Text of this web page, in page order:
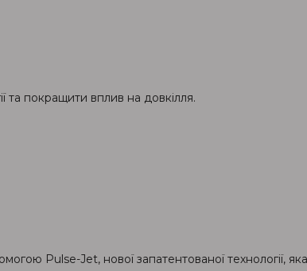
покращити вплив на довкілля.
Pulse-Jet, нової запатентованої технології, яка